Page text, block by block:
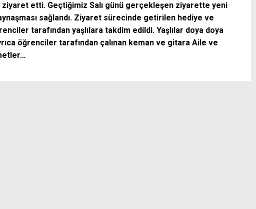
ziyaret etti. Geçtiğimiz Salı günü gerçekleşen ziyarette yeni
sağlandı. Ziyaret sürecinde getirilen hediye ve
tarafından yaşlılara takdim edildi. Yaşlılar doya doya
öğrenciler tarafından çalınan keman ve gitara Aile ve